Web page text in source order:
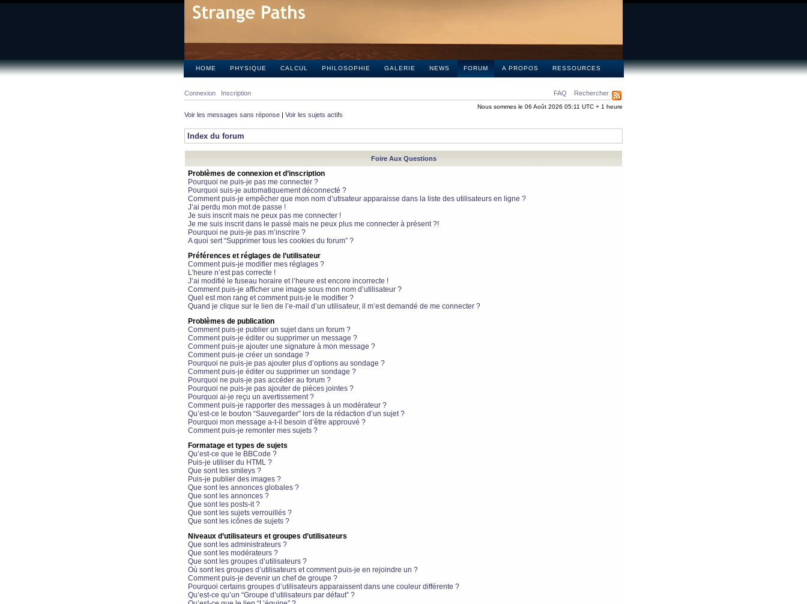
HOME PHYSIQUE CALCUL PHILOSOPHIE GALERIE NEWS FORUM A PROPOS RESSOURCES
FAQ Rechercher
Connexion Inscription
Nous sommes le 06 Août 2026 05:11 UTC + 1 heure
Voir les messages sans réponse | Voir les sujets actifs
Index du forum
Foire Aux Questions
Problèmes de connexion et d’inscription
Pourquoi ne puis-je pas me connecter ?
Pourquoi suis-je automatiquement déconnecté ?
Comment puis-je empêcher que mon nom d’utisateur apparaisse dans la liste des utilisateurs en ligne ?
J’ai perdu mon mot de passe !
Je suis inscrit mais ne peux pas me connecter !
Je me suis inscrit dans le passé mais ne peux plus me connecter à présent ?!
Pourquoi ne puis-je pas m’inscrire ?
A quoi sert “Supprimer tous les cookies du forum” ?
Préférences et réglages de l’utilisateur
Comment puis-je modifier mes réglages ?
L’heure n’est pas correcte !
J’ai modifié le fuseau horaire et l’heure est encore incorrecte !
Comment puis-je afficher une image sous mon nom d’utilisateur ?
Quel est mon rang et comment puis-je le modifier ?
Quand je clique sur le lien de l’e-mail d’un utilisateur, il m’est demandé de me connecter ?
Problèmes de publication
Comment puis-je publier un sujet dans un forum ?
Comment puis-je éditer ou supprimer un message ?
Comment puis-je ajouter une signature à mon message ?
Comment puis-je créer un sondage ?
Pourquoi ne puis-je pas ajouter plus d’options au sondage ?
Comment puis-je éditer ou supprimer un sondage ?
Pourquoi ne puis-je pas accéder au forum ?
Pourquoi ne puis-je pas ajouter de pièces jointes ?
Pourquoi ai-je reçu un avertissement ?
Comment puis-je rapporter des messages à un modérateur ?
Qu’est-ce le bouton “Sauvegarder” lors de la rédaction d’un sujet ?
Pourquoi mon message a-t-il besoin d’être approuvé ?
Comment puis-je remonter mes sujets ?
Formatage et types de sujets
Qu’est-ce que le BBCode ?
Puis-je utiliser du HTML ?
Que sont les smileys ?
Puis-je publier des images ?
Que sont les annonces globales ?
Que sont les annonces ?
Que sont les posts-it ?
Que sont les sujets verrouillés ?
Que sont les icônes de sujets ?
Niveaux d’utilisateurs et groupes d’utilisateurs
Que sont les administrateurs ?
Que sont les modérateurs ?
Que sont les groupes d’utilisateurs ?
Où sont les groupes d’utilisateurs et comment puis-je en rejoindre un ?
Comment puis-je devenir un chef de groupe ?
Pourquoi certains groupes d’utilisateurs apparaissent dans une couleur différente ?
Qu’est-ce qu’un “Groupe d’utilisateurs par défaut” ?